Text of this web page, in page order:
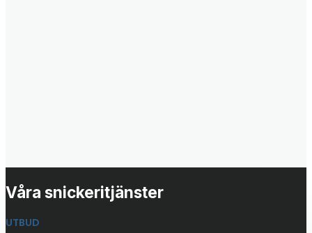
Våra snickeritjänster
UTBUD